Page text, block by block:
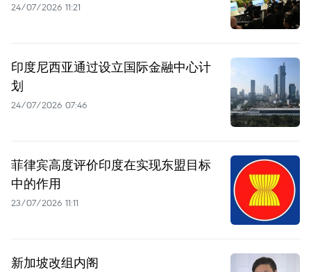
24/07/2026 11:21
印度尼西亚通过设立国际金融中心计
划
24/07/2026 07:46
菲律宾高度评价印度在实现东盟目标
中的作用
23/07/2026 11:11
新加坡改组内阁